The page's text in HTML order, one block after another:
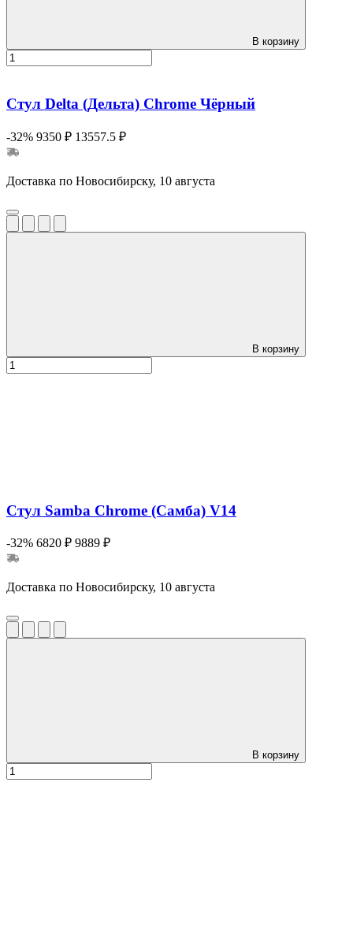
В корзину
Стул Delta (Дельта) Chrome Чёрный
-32% 9350 ₽ 13557.5 ₽
Доставка по Новосибирску, 10 августа
В корзину
Стул Samba Chrome (Самба) V14
-32% 6820 ₽ 9889 ₽
Доставка по Новосибирску, 10 августа
В корзину